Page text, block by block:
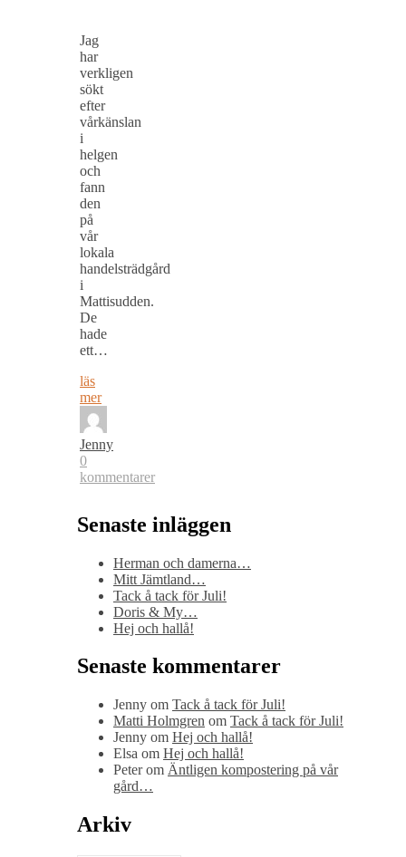
Jag
har
verkligen
sökt
efter
vårkänslan
i
helgen
och
fann
den
på
vår
lokala
handelsträdgård
i
Mattisudden.
De
hade
ett…
läs
mer
Jenny
0
kommentarer
Senaste inläggen
Herman och damerna…
Mitt Jämtland…
Tack å tack för Juli!
Doris & My…
Hej och hallå!
Senaste kommentarer
Jenny om Tack å tack för Juli!
Matti Holmgren om Tack å tack för Juli!
Jenny om Hej och hallå!
Elsa om Hej och hallå!
Peterom Äntligen kompostering på vår
gård…
Arkiv